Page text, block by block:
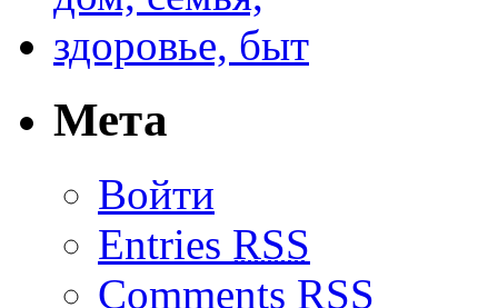
Мета
Войти
Entries RSS
Comments RSS